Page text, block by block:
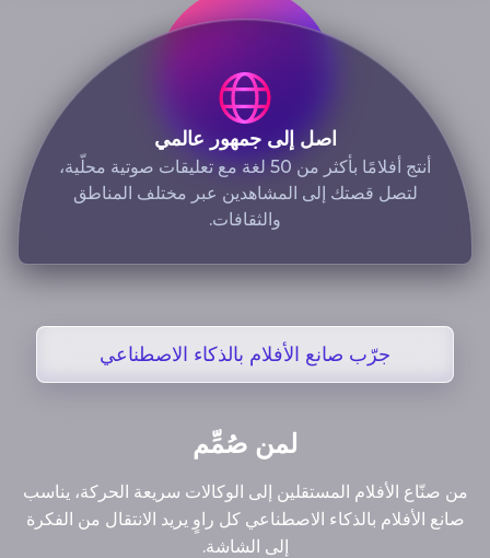
اصل إلى جمهور عالمي
أنتج أفلامًا بأكثر من 50 لغة مع تعليقات صوتية محلّية،
لتصل قصتك إلى المشاهدين عبر مختلف المناطق
والثقافات.
جرّب صانع الأفلام بالذكاء الاصطناعي
لمن صُمِّم
من صنّاع الأفلام المستقلين إلى الوكالات سريعة الحركة، يناسب
صانع الأفلام بالذكاء الاصطناعي كل راوٍ يريد الانتقال من الفكرة
إلى الشاشة.